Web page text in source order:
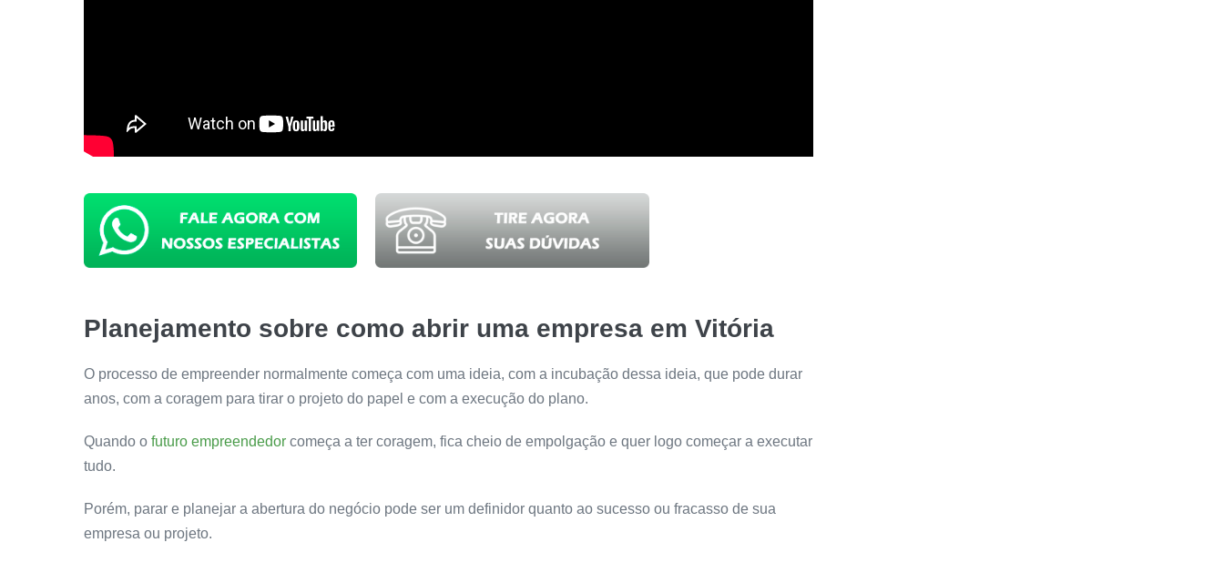
Planejamento sobre como abrir uma empresa em Vitória
O processo de empreender normalmente começa com uma ideia, com a incubação dessa ideia, que pode durar
anos, com a coragem para tirar o projeto do papel e com a execução do plano.
Quando o futuro empreendedor começa a ter coragem, fica cheio de empolgação e quer logo começar a executar
tudo.
Porém, parar e planejar a abertura do negócio pode ser um definidor quanto ao sucesso ou fracasso de sua
empresa ou projeto.